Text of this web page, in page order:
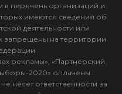
перечень организаций и
имеются сведения об
деятельности или
запрещены на территории
рекламы», «Партнёрский
2020» оплачены
несет ответственности за